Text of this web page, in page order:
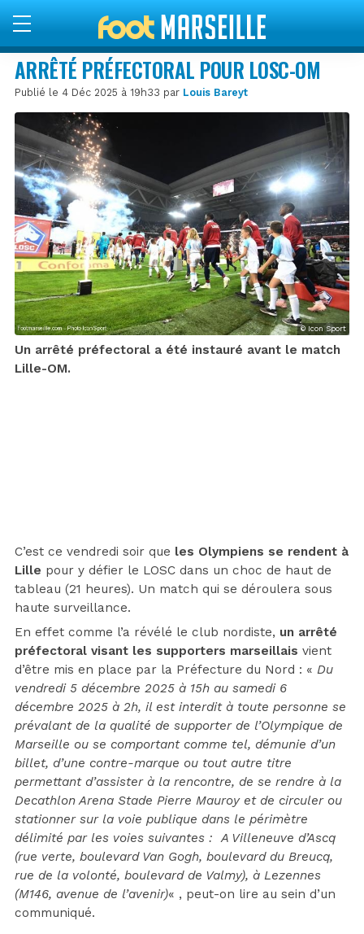
ARRÊTÉ PRÉFECTORAL POUR LOSC-OM
Publié le 4 Déc 2025 à 19h33 par Louis Bareyt
© Icon Sport
Un arrêté préfectoral a été instauré avant le match
Lille-OM.
C’est ce vendredi soir que les Olympiens se rendent à
Lille pour y défier le LOSC dans un choc de haut de
tableau (21 heures). Un match qui se déroulera sous
haute surveillance.
En effet comme l’a révélé le club nordiste, un arrêté
préfectoral visant les supporters marseillais vient
d’être mis en place par la Préfecture du Nord : « Du
vendredi 5 décembre 2025 à 15h au samedi 6
décembre 2025 à 2h, il est interdit à toute personne se
prévalant de la qualité de supporter de l’Olympique de
Marseille ou se comportant comme tel, démunie d’un
billet, d’une contre-marque ou tout autre titre
permettant d’assister à la rencontre, de se rendre à la
Decathlon Arena Stade Pierre Mauroy et de circuler ou
stationner sur la voie publique dans le périmètre
délimité par les voies suivantes : A Villeneuve d’Ascq
(rue verte, boulevard Van Gogh, boulevard du Breucq,
rue de la volonté, boulevard de Valmy), à Lezennes
(M146, avenue de l’avenir)« , peut-on lire au sein d’un
communiqué.